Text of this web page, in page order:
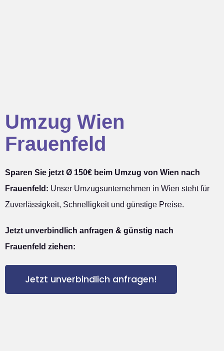
Umzug Wien
Frauenfeld
Sparen Sie jetzt Ø 150€ beim Umzug von Wien nach
Frauenfeld: Unser Umzugsunternehmen in Wien steht für
Zuverlässigkeit, Schnelligkeit und günstige Preise.
Jetzt unverbindlich anfragen & günstig nach
Frauenfeld ziehen:
Jetzt unverbindlich anfragen!